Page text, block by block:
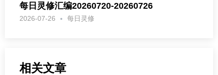
每日灵修汇编20260720-20260726
2026-07-26 每日灵修
相关文章